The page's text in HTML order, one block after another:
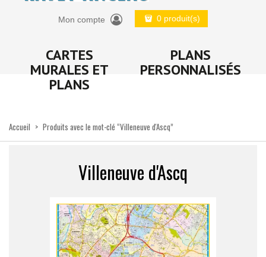
Mon compte 0 produit(s)
CARTES
MURALES ET
PLANS
PLANS
PERSONNALISÉS
Accueil > Produits avec le mot-clé “Villeneuve d'Ascq”
Villeneuve d'Ascq